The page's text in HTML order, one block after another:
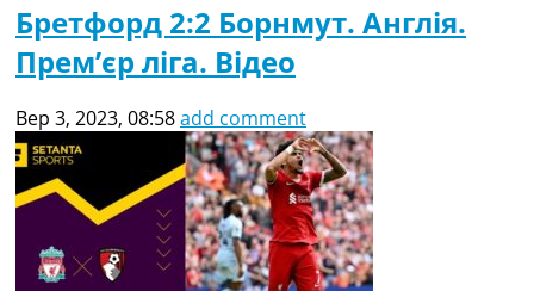
Бретфорд 2:2 Борнмут. Англія.
Прем’єр ліга. Відео
Вер 3, 2023, 08:58add comment